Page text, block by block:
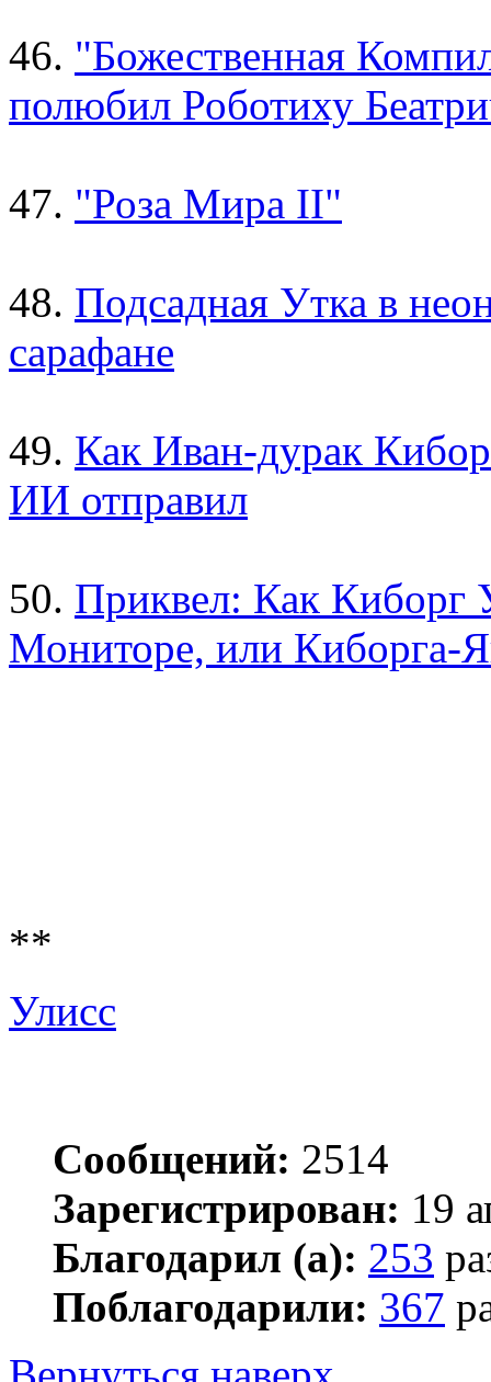
46. "Божественная
полюбил Роботиху
47. "Роза Мира II"
48. Подсадная Утка в
сарафане
49. Как Иван-дурак
ИИ отправил
50. Приквел: Как Киборг
Мониторе, или Киборга-
**
Улисс
Сообщений: 2514
Зарегистрирован: 19
Благодарил (а): 253
Поблагодарили: 367